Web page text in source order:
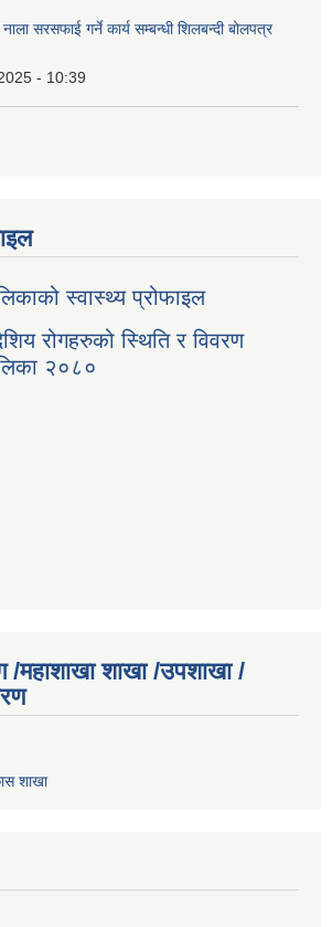
सरसफाई गर्ने कार्य सम्बन्धी शिलबन्दी बोलपत्र
- 10:39
स्वास्थ्य प्रोफाइल
रोगहरुको स्थिति र विवरण
२०८०
/महाशाखा शाखा /उपशाखा /
शाखा